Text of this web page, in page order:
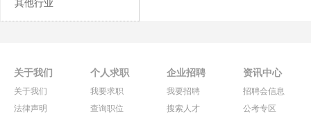
其他行业
关于我们
关于我们
法律声明
个人求职
我要求职
查询职位
企业招聘
我要招聘
搜索人才
资讯中心
招聘会信息
公考专区